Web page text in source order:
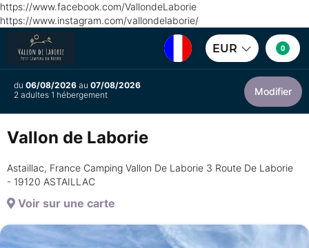
https://www.facebook.com/VallondeLaborie
https://www.instagram.com/vallondelaborie/
EUR 0
du 06/08/2026 au 07/08/2026
2 adultes 1 hébergement
Modifier
Vallon de Laborie
Astaillac, France Camping Vallon De Laborie 3 Route De Laborie
- 19120 ASTAILLAC
Voir sur une carte